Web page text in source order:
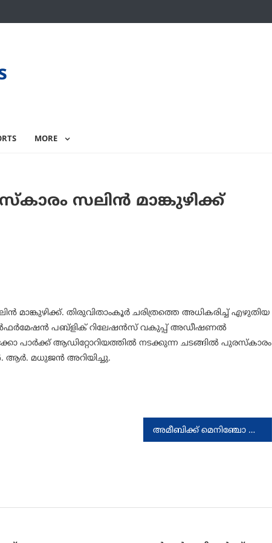
MORE
സലിൻ മാങ്കുഴിക്ക്
തിരുവിതാംകൂർ ചരിത്രത്തെ അധികരിച്ച് എഴുതിയ
പബ്ളിക് റിലേഷൻസ് വകുപ്പ് അഡീഷണൽ
പാർക്ക് ആഡിറ്റോറിയത്തിൽ നടക്കുന്ന ചടങ്ങിൽ പുരസ്കാരം
ആർ. മധുജൻ അറിയിച്ചു.
അമീബിക്ക് മെനിഞ്ചോ എന്‍സെഫലൈറ്റിസ്, സാധ്യമായ എല്ലാ വിദഗ്ധ ചികിത്സയും നല്‍കും: മന്ത്രി വീണാ ജോര്‍ജ്